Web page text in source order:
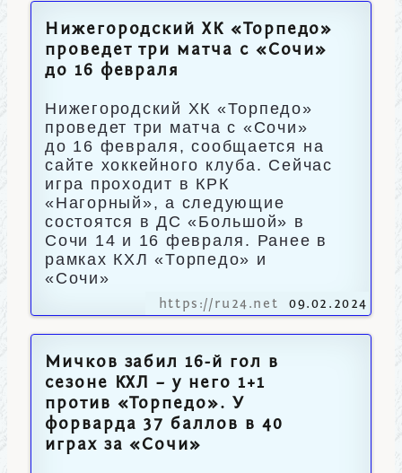
Нижегородский ХК «Торпедо»
проведет три матча с «Сочи»
до 16 февраля
Нижегородский ХК «Торпедо»
проведет три матча с «Сочи»
до 16 февраля, сообщается на
сайте хоккейного клуба. Сейчас
игра проходит в КРК
«Нагорный», а следующие
состоятся в ДС «Большой» в
Сочи 14 и 16 февраля. Ранее в
рамках КХЛ «Торпедо» и
«Сочи»
https://ru24.net 09.02.2024
Мичков забил 16-й гол в
сезоне КХЛ – у него 1+1
против «Торпедо». У
форварда 37 баллов в 40
играх за «Сочи»